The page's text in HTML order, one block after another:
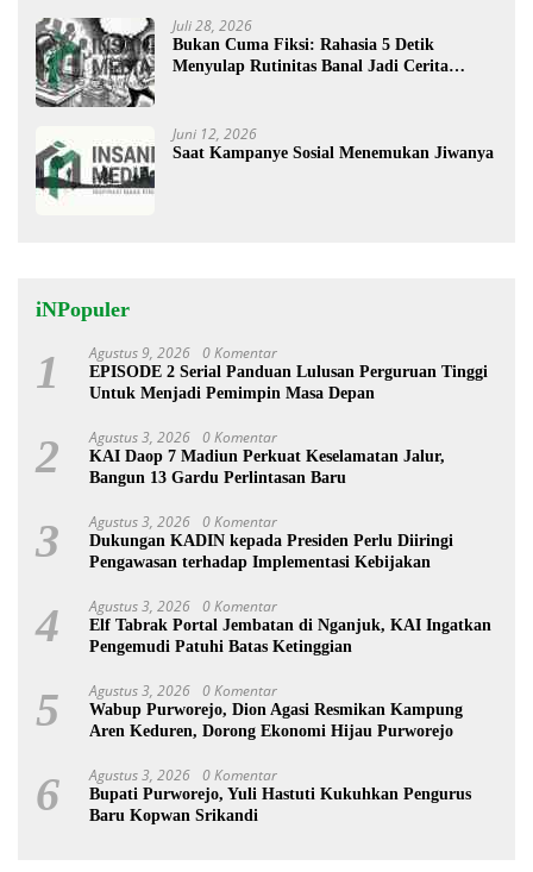
Juli 28, 2026
Bukan Cuma Fiksi: Rahasia 5 Detik
Menyulap Rutinitas Banal Jadi Cerita
Juni 12, 2026
Saat Kampanye Sosial Menemukan Jiwanya
iNPopuler
1 Agustus 9, 2026 0 Komentar
EPISODE 2 Serial Panduan Lulusan Perguruan Tinggi
Untuk Menjadi Pemimpin Masa Depan
2 Agustus 3, 2026 0 Komentar
KAI Daop 7 Madiun Perkuat Keselamatan Jalur,
Bangun 13 Gardu Perlintasan Baru
3 Agustus 3, 2026 0 Komentar
Dukungan KADIN kepada Presiden Perlu Diiringi
Pengawasan terhadap Implementasi Kebijakan
4 Agustus 3, 2026 0 Komentar
Elf Tabrak Portal Jembatan di Nganjuk, KAI Ingatkan
Pengemudi Patuhi Batas Ketinggian
5 Agustus 3, 2026 0 Komentar
Wabup Purworejo, Dion Agasi Resmikan Kampung
Aren Keduren, Dorong Ekonomi Hijau Purworejo
6 Agustus 3, 2026 0 Komentar
Bupati Purworejo, Yuli Hastuti Kukuhkan Pengurus
Baru Kopwan Srikandi